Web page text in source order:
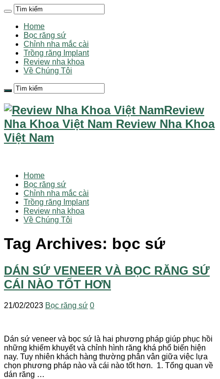
Home
Bọc răng sứ
Chỉnh nha mắc cài
Trồng răng Implant
Review nha khoa
Về Chúng Tôi
Review
Nha Khoa Việt Nam Review Nha Khoa
Việt Nam
Home
Bọc răng sứ
Chỉnh nha mắc cài
Trồng răng Implant
Review nha khoa
Về Chúng Tôi
Tag Archives: bọc sứ
DÁN SỨ VENEER VÀ BỌC RĂNG SỨ
CÁI NÀO TỐT HƠN
21/02/2023 Bọc răng sứ 0
Dán sứ veneer và bọc sứ là hai phương pháp giúp phục hồi
những khiếm khuyết và chỉnh hình răng khá phổ biến hiện
nay. Tuy nhiên khách hàng thường phân vân giữa việc lựa
chọn phương pháp nào và cái nào tốt hơn. 1. Tổng quan về
dán răng …